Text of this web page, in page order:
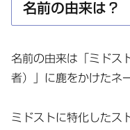
名前の由来は？
名前の由来は「ミドス
者）」に鹿をかけたネ
ミドストに特化したス